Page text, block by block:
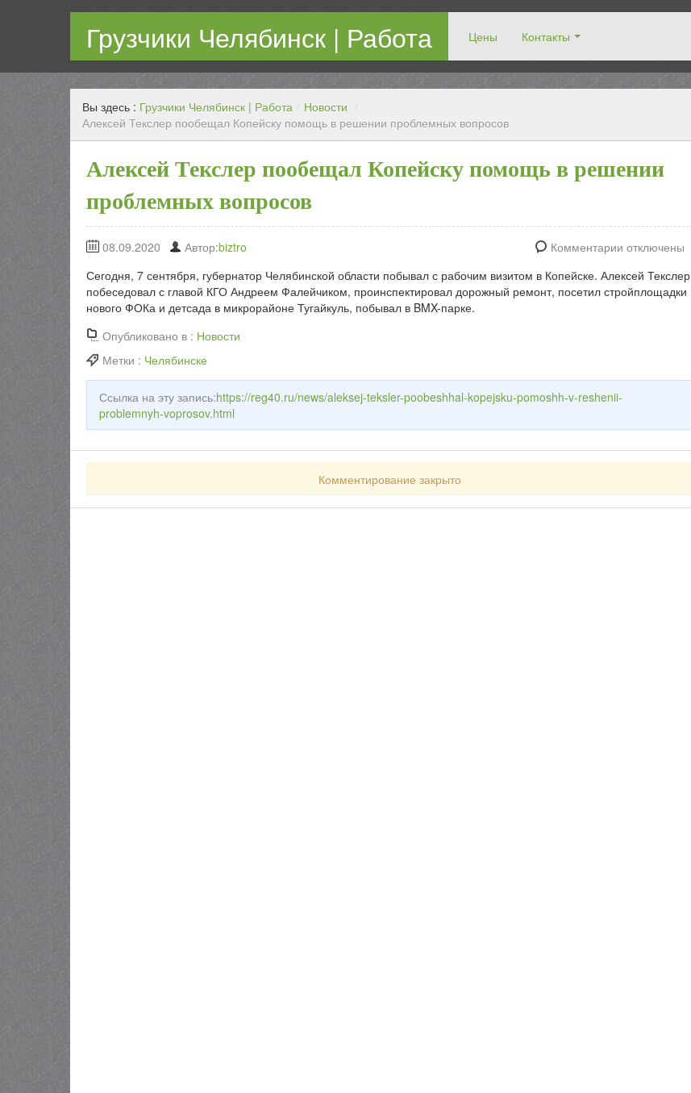
Грузчики Челябинск | Работа Цены Контакты
Работаем каждый день! Переезд любой сложности с грузчиками!
Вы здесь : Грузчики Челябинск | Работа / Новости /
Алексей Текслер пообещал Копейску помощь в решении проблемных вопросов
Алексей Текслер пообещал Копейску помощь в решении
проблемных вопросов
08.09.2020 Автор:biztro
Комментарии отключены
Сегодня, 7 сентября, губернатор Челябинской области побывал с рабочим визитом в Копейске. Алексей Текслер
побеседовал с главой КГО Андреем Фалейчиком, проинспектировал дорожный ремонт, посетил стройплощадки
нового ФОКа и детсада в микрорайоне Тугайкуль, побывал в BMX-парке.
Опубликовано в : Новости
Метки : Челябинске
Ссылка на эту запись:https://reg40.ru/news/aleksej-teksler-poobeshhal-kopejsku-pomoshh-v-reshenii-
problemnyh-voprosov.html
Комментирование закрыто